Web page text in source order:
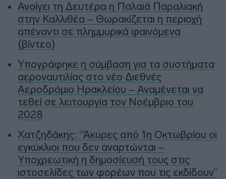
Ανοίγει τη Δευτέρα η Παλαιά Παραλιακή
στην Καλλιθέα – Θωρακίζεται η περιοχή
απέναντι σε πλημμυρικά φαινόμενα
(βίντεο)
Υπογράφηκε η σύμβαση για τα συστήματα
αεροναυτιλίας στο νέο Διεθνές
Αεροδρόμιο Ηρακλείου – Αναμένεται να
τεθεί σε λειτουργία τον Νοέμβριο του
2028
Χατζηδάκης: “Άκυρες από 1η Οκτωβρίου οι
εγκύκλιοι που δεν αναρτώνται –
Υποχρεωτική η δημοσίευσή τους στις
ιστοσελίδες των φορέων που τις εκδίδουν”